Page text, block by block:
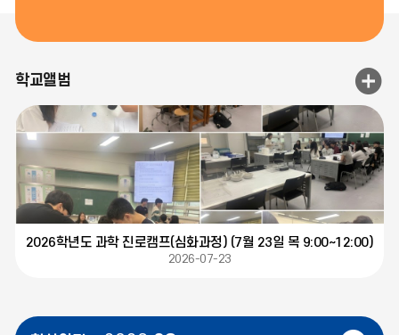
학교앨범
2026학년도 과학 진로캠프(심화과정) (7월 23일 목 9:00~12:00)
2026-07-23
일정 더보기